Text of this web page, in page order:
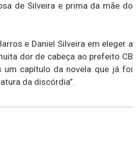
de Silveira e prima da mãe do
e Daniel Silveira em eleger a
dor de cabeça ao prefeito CB
um capítulo da novela que já foi
da discórdia”.